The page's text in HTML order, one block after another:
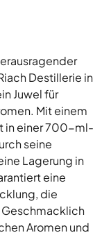
Destillerie in
Juwel für
Mit einem
in einer 700-ml-
seine
Lagerung in
eine
die
Geschmacklich
Aromen und